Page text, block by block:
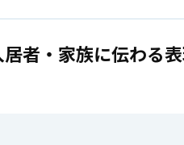
・家族に伝わる表